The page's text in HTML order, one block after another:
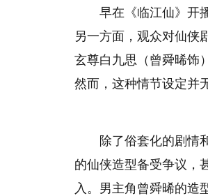
早在《临江仙》开
另一方面，观众对仙侠
玄尊白九思（曾舜晞饰
然而，这种情节设定并
除了俗套化的剧情
的仙侠造型备受争议，
入。男主角曾舜晞的造